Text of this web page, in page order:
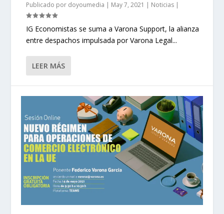
Publicado por doyoumedia | May 7, 2021 | Noticias |
IG Economistas se suma a Varona Support, la alianza
entre despachos impulsada por Varona Legal...
LEER MÁS